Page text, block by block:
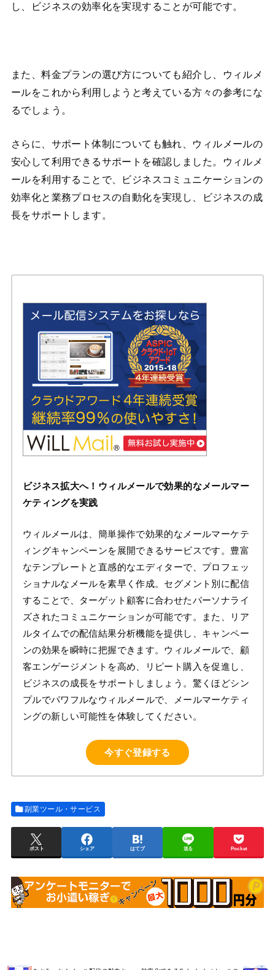
し、ビジネスの効率化を実現することが可能です。
また、料金プランの選び方についても紹介し、ウィルメ
ールをこれから利用しようと考えている方々の参考にな
るでしょう。
さらに、サポート体制についても触れ、ウィルメールの
安心して利用できるサポートを確認しました。ウィルメ
ールを利用することで、ビジネスコミュニケーションの
効率化と業務プロセスの自動化を実現し、ビジネスの成
長をサポートします。
ビジネス拡大へ！ウィルメールで効果的なメールマー
ケティングを実践
ウィルメールは、簡単操作で効果的なメールマーケテ
ィングキャンペーンを展開できるサービスです。豊富
なテンプレートと直感的なエディターで、プロフェッ
ショナルなメールを素早く作成。セグメント別に配信
することで、ターゲット顧客に合わせたパーソナライ
ズされたコミュニケーションが可能です。また、リア
ルタイムでの配信結果分析機能を提供し、キャンペー
ンの効果を瞬時に把握できます。ウィルメールで、顧
客エンゲージメントを高め、リピート購入を促進し、
ビジネスの成長をサポートしましょう。驚くほどシン
プルでパワフルなウィルメールで、メールマーケティ
ングの新しい可能性を体験してください。
今すぐ登録する
副業ツール・サービス
ポスト シェア はてブ 送る Pocket